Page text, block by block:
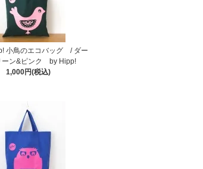
小鳥のエコバッグ / ダー
ーン&ピンク by Hipp!
1,000円(税込)